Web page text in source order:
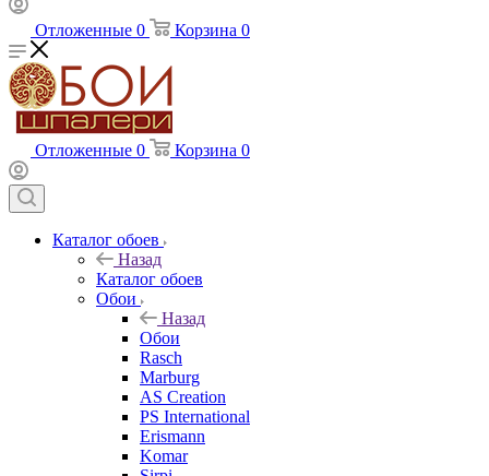
Отложенные 0 Корзина 0
Отложенные 0 Корзина 0
Каталог обоев
Назад
Каталог обоев
Обои
Назад
Обои
Rasch
Marburg
AS Creation
PS International
Erismann
Komar